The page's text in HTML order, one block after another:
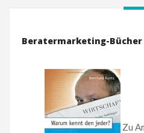
Beratermarketing-Bücher
Zu